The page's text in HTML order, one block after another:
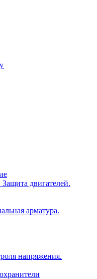
двигателей.
арматура.
напряжения.